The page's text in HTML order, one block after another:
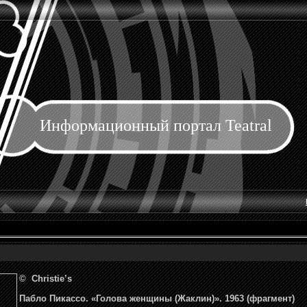
Информационный портал Teatral
© Christie’s
Пабло Пикассо. «Голова женщины (Жаклин)». 1963 (фрагмент)